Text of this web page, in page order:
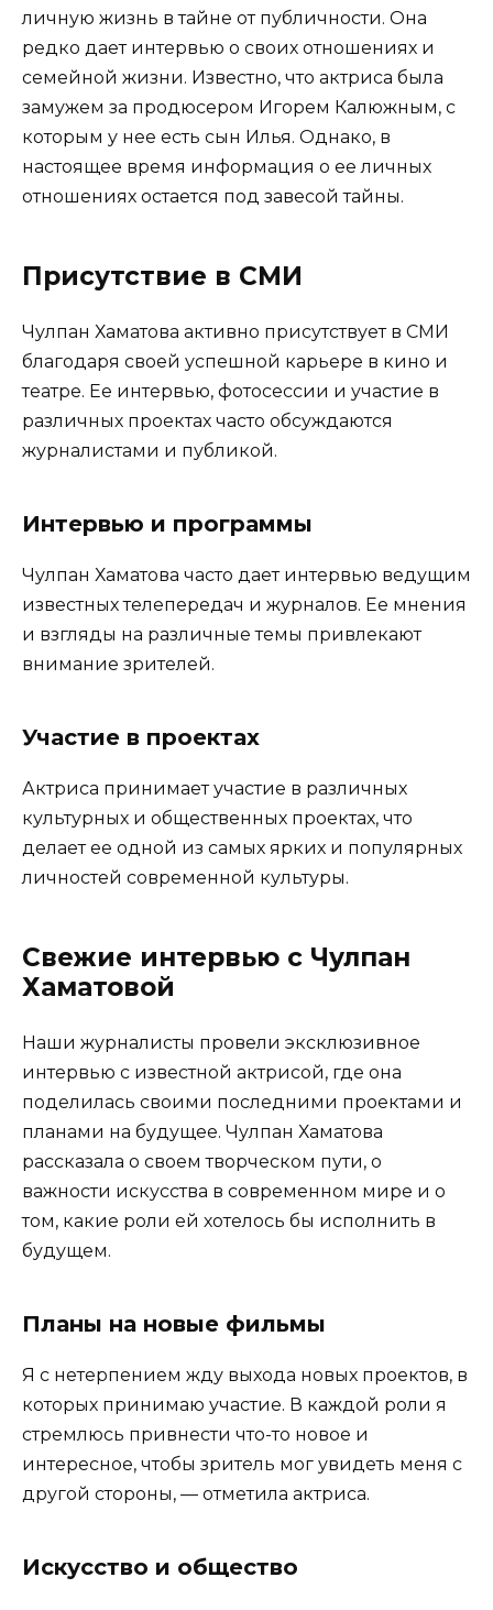
личную жизнь в тайне от публичности. Она
редко дает интервью о своих отношениях и
семейной жизни. Известно, что актриса была
замужем за продюсером Игорем Калюжным, с
которым у нее есть сын Илья. Однако, в
настоящее время информация о ее личных
отношениях остается под завесой тайны.
Присутствие в СМИ
Чулпан Хаматова активно присутствует в СМИ
благодаря своей успешной карьере в кино и
театре. Ее интервью, фотосессии и участие в
различных проектах часто обсуждаются
журналистами и публикой.
Интервью и программы
Чулпан Хаматова часто дает интервью ведущим
известных телепередач и журналов. Ее мнения
и взгляды на различные темы привлекают
внимание зрителей.
Участие в проектах
Актриса принимает участие в различных
культурных и общественных проектах, что
делает ее одной из самых ярких и популярных
личностей современной культуры.
Свежие интервью с Чулпан
Хаматовой
Наши журналисты провели эксклюзивное
интервью с известной актрисой, где она
поделилась своими последними проектами и
планами на будущее. Чулпан Хаматова
рассказала о своем творческом пути, о
важности искусства в современном мире и о
том, какие роли ей хотелось бы исполнить в
будущем.
Планы на новые фильмы
Я с нетерпением жду выхода новых проектов, в
которых принимаю участие. В каждой роли я
стремлюсь привнести что-то новое и
интересное, чтобы зритель мог увидеть меня с
другой стороны, — отметила актриса.
Искусство и общество